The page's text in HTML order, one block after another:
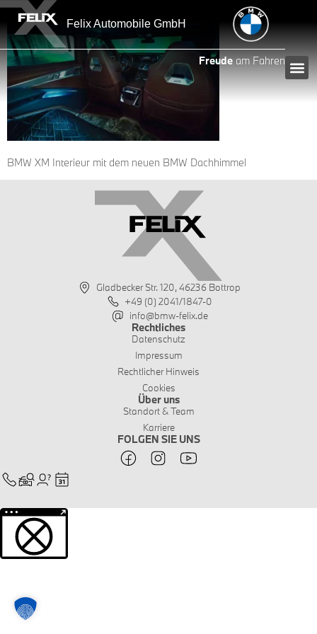
springen
Felix Automobile GmbH
Freudeam Fahren
BMW XM Interieur mit dem neuen BMW Dachhimmel
Gladbecker Str. 120, 46236 Bottrop
+49 (0) 2041/1847-0
info@bmw-felix.de
Rechtliches
Datenschutz
Impressum
Rechtlicher Hinweis
Cookies
Über uns
Standort & Team
Karriere
FOLGEN SIE UNS
Weitere Informationen über den gesperrten Inhalt.